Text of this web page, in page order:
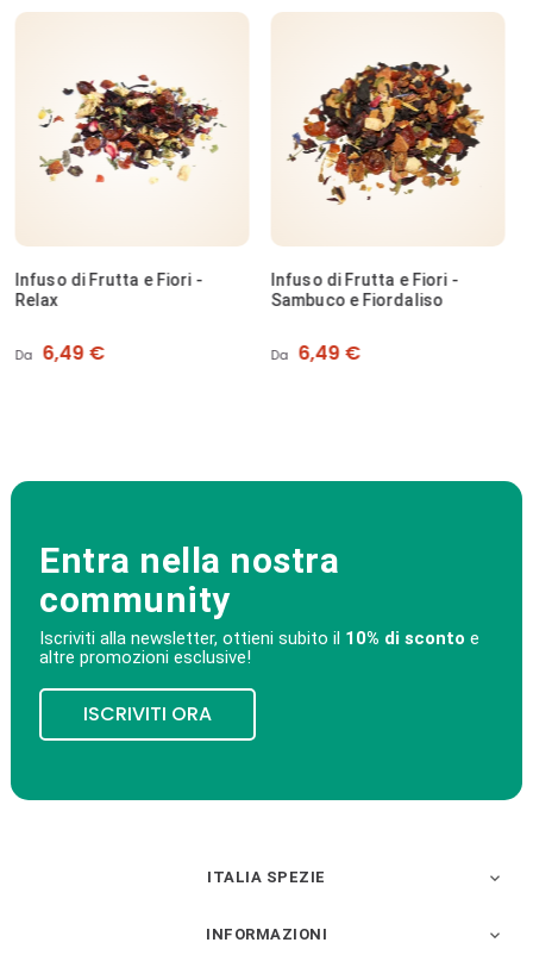
Infuso di Frutta e Fiori -
Sambuco e Fiordaliso
Da Prezzo
6,49 €
NON DISPONIBILE
Infuso - Moringa
Da Prezzo
4,49 €
Entra nella nostra
community
Iscriviti alla newsletter, ottieni subito il 10% di sconto e
altre promozioni esclusive!
ISCRIVITI ORA
ITALIA SPEZIE 
INFORMAZIONI 